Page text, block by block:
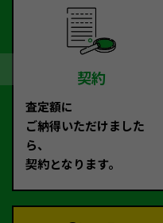
契約
査定額に
ご納得いただけました
ら、
契約となります。